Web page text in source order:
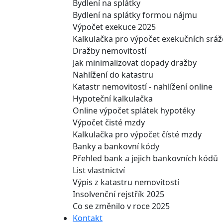
Bydlení na splátky
Bydlení na splátky formou nájmu
Výpočet exekuce 2025
Kalkulačka pro výpočet exekučních
Dražby nemovitostí
Jak minimalizovat dopady dražby
Nahlížení do katastru
Katastr nemovitostí - nahlížení online
Hypoteční kalkulačka
Online výpočet splátek hypotéky
Výpočet čisté mzdy
Kalkulačka pro výpočet čísté mzdy
Banky a bankovní kódy
Přehled bank a jejich bankovních kódů
List vlastnictví
Výpis z katastru nemovitostí
Insolvenční rejstřík 2025
Co se změnilo v roce 2025
Kontakt